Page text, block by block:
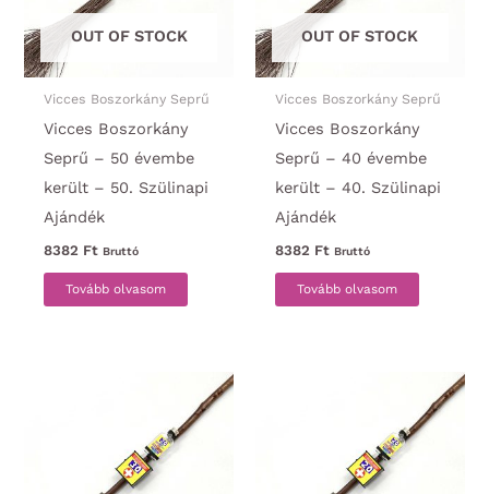
OUT OF STOCK
Vicces Boszorkány Seprű
Vicces Boszorkány
Seprű – 50 évembe
került – 50. Szülinapi
Ajándék
8382 Ft Bruttó
Tovább olvasom
OUT OF STOCK
Vicces Boszorkány Seprű
Vicces Boszorkány
Seprű – 40 évembe
került – 40. Szülinapi
Ajándék
8382 Ft Bruttó
Tovább olvasom